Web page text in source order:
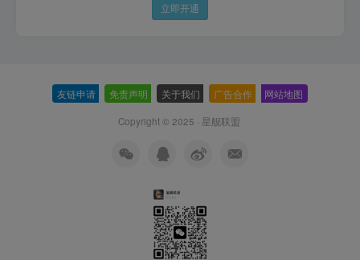
立即开通
友链申请 免责声明 关于我们 广告合作 网站地图
Copyright © 2025 · 星舰联盟